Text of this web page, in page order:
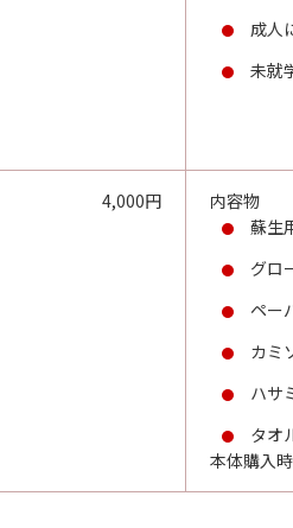
成人
未就
4,000円
内容物
蘇生
グロ
ペー
カミ
ハサ
タオ
本体購入